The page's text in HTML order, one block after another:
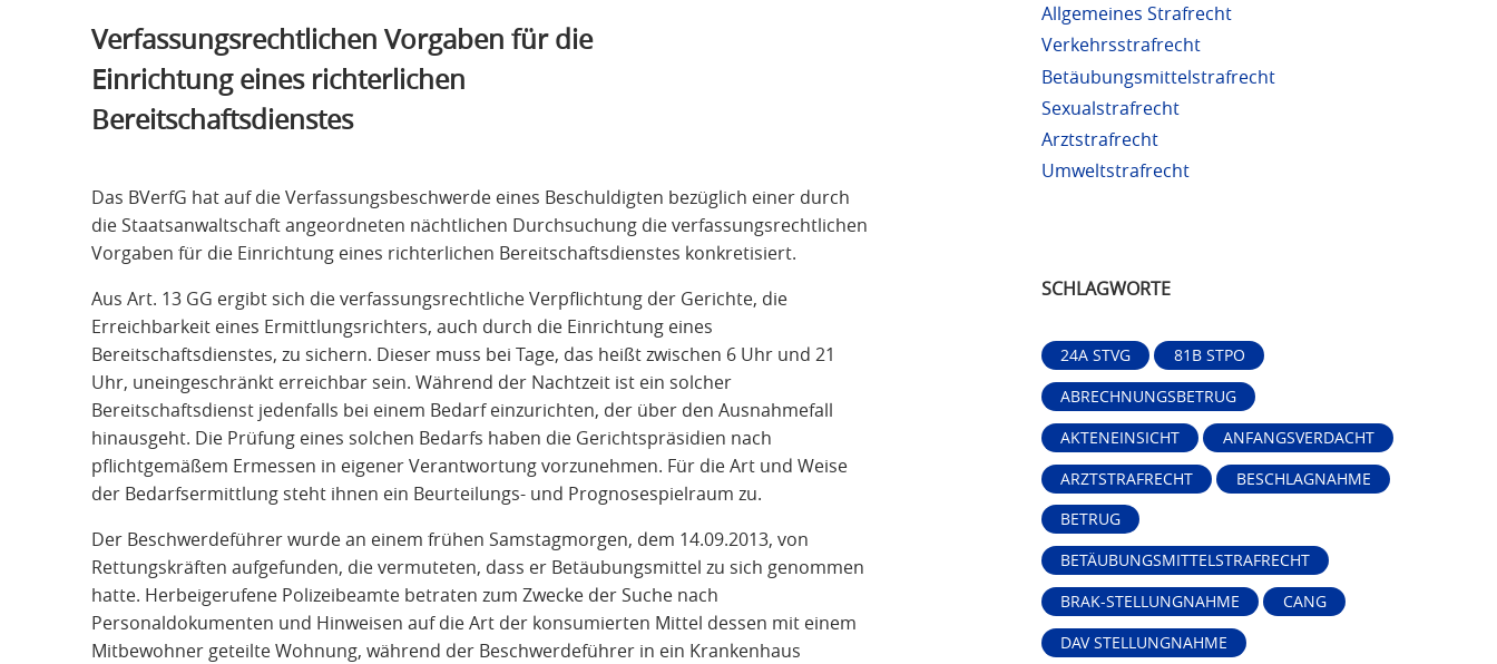
Verfassungsrechtlichen Vorgaben für die
Einrichtung eines richterlichen
Bereitschaftsdienstes
Das BVerfG hat auf die Verfassungsbeschwerde eines Beschuldigten bezüglich einer durch
die Staatsanwaltschaft angeordneten nächtlichen Durchsuchung die verfassungsrechtlichen
Vorgaben für die Einrichtung eines richterlichen Bereitschaftsdienstes konkretisiert.
Aus Art. 13 GG ergibt sich die verfassungsrechtliche Verpflichtung der Gerichte, die
Erreichbarkeit eines Ermittlungsrichters, auch durch die Einrichtung eines
Bereitschaftsdienstes, zu sichern. Dieser muss bei Tage, das heißt zwischen 6 Uhr und 21
Uhr, uneingeschränkt erreichbar sein. Während der Nachtzeit ist ein solcher
Bereitschaftsdienst jedenfalls bei einem Bedarf einzurichten, der über den Ausnahmefall
hinausgeht. Die Prüfung eines solchen Bedarfs haben die Gerichtspräsidien nach
pflichtgemäßem Ermessen in eigener Verantwortung vorzunehmen. Für die Art und Weise
der Bedarfsermittlung steht ihnen ein Beurteilungs- und Prognosespielraum zu.
Der Beschwerdeführer wurde an einem frühen Samstagmorgen, dem 14.09.2013, von
Rettungskräften aufgefunden, die vermuteten, dass er Betäubungsmittel zu sich genommen
hatte. Herbeigerufene Polizeibeamte betraten zum Zwecke der Suche nach
Personaldokumenten und Hinweisen auf die Art der konsumierten Mittel dessen mit einem
Mitbewohner geteilte Wohnung, während der Beschwerdeführer in ein Krankenhaus
Allgemeines Strafrecht
Verkehrsstrafrecht
Betäubungsmittelstrafrecht
Sexualstrafrecht
Arztstrafrecht
Umweltstrafrecht
SCHLAGWORTE
24A STVG
81B STPO
ABRECHNUNGSBETRUG
AKTENEINSICHT
ANFANGSVERDACHT
ARZTSTRAFRECHT
BESCHLAGNAHME
BETRUG
BETÄUBUNGSMITTELSTRAFRECHT
BRAK-STELLUNGNAHME
CANG
DAV STELLUNGNAHME